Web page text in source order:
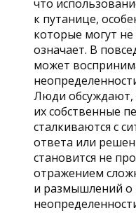
что
к путанице,
которые могут не
означает. В
может
Люди обсуждают,
их собственные
сталкиваются с
ответа или
становится не
отражением
и размышлений о